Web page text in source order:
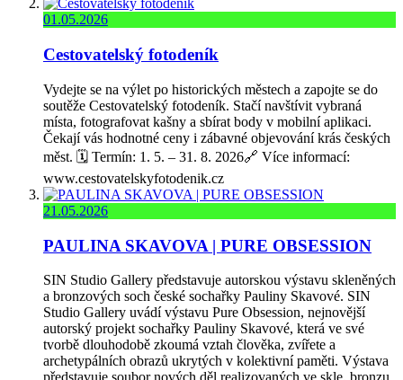
01.05.2026
Cestovatelský fotodeník
Vydejte se na výlet po historických městech a zapojte se do
soutěže Cestovatelský fotodeník. Stačí navštívit vybraná
místa, fotografovat kašny a sbírat body v mobilní aplikaci.
Čekají vás hodnotné ceny i zábavné objevování krás českých
měst. 🗓️ Termín: 1. 5. – 31. 8. 2026🔗 Více informací:
www.cestovatelskyfotodenik.cz
21.05.2026
PAULINA SKAVOVA | PURE OBSESSION
SIN Studio Gallery představuje autorskou výstavu skleněných
a bronzových soch české sochařky Pauliny Skavové. SIN
Studio Gallery uvádí výstavu Pure Obsession, nejnovější
autorský projekt sochařky Pauliny Skavové, která ve své
tvorbě dlouhodobě zkoumá vztah člověka, zvířete a
archetypálních obrazů ukrytých v kolektivní paměti. Výstava